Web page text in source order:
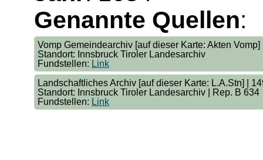
Genannte Quellen:
Vomp Gemeindearchiv [auf dieser Karte: Akten
Standort: Innsbruck Tiroler Landesarchiv
Fundstellen: Link
Landschaftliches Archiv [auf dieser Karte: L.A.Stn] |
Standort: Innsbruck Tiroler Landesarchiv | Rep. B 634
Fundstellen: Link